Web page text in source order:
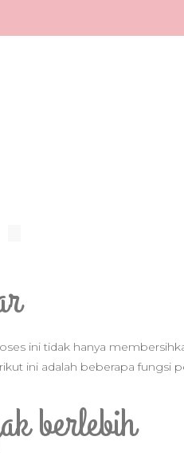
ini tidak hanya
ini adalah beberapa fungsi
berlebih